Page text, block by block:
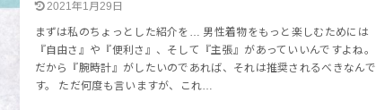
2021年1月29日
まずは私のちょっとした紹介を… 男性着物をもっと楽しむためには
『自由さ』や『便利さ』、そして『主張』があっていいんですよね。
だから『腕時計』がしたいのであれば、それは推奨されるべきなんで
す。 ただ何度も言いますが、これ…